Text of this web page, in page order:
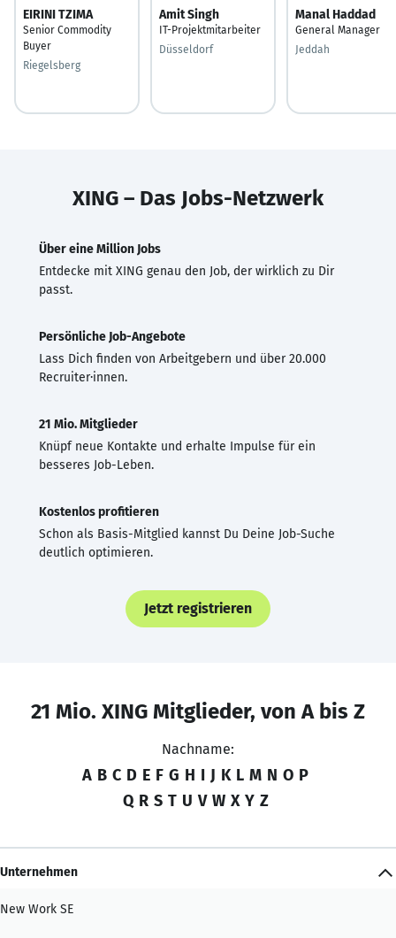
EIRINI TZIMA
Senior Commodity
Buyer
Riegelsberg
Amit Singh
IT-Projektmitarbeiter
Düsseldorf
Manal Haddad
General Manager
Jeddah
XING – Das Jobs-Netzwerk
Über eine Million Jobs
Entdecke mit XING genau den Job, der wirklich zu Dir
passt.
Persönliche Job-Angebote
Lass Dich finden von Arbeitgebern und über 20.000
Recruiter·innen.
21 Mio. Mitglieder
Knüpf neue Kontakte und erhalte Impulse für ein
besseres Job-Leben.
Kostenlos profitieren
Schon als Basis-Mitglied kannst Du Deine Job-Suche
deutlich optimieren.
Jetzt registrieren
21 Mio. XING Mitglieder, von A bis Z
Nachname:
A B C D E F G H I J K L M N O P
Q R S T U V W X Y Z
Unternehmen
New Work SE